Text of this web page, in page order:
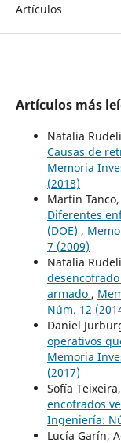
Artículos
Artículos más
Natalia
Causas de
Memoria
(2018)
Martín
Diferentes
(DOE) ,
7 (2009)
Natalia
armado ,
Núm. 12
Daniel
operativos
Memoria
(2017)
Sofía
encofrados
Ingeniería:
Lucía Garín,